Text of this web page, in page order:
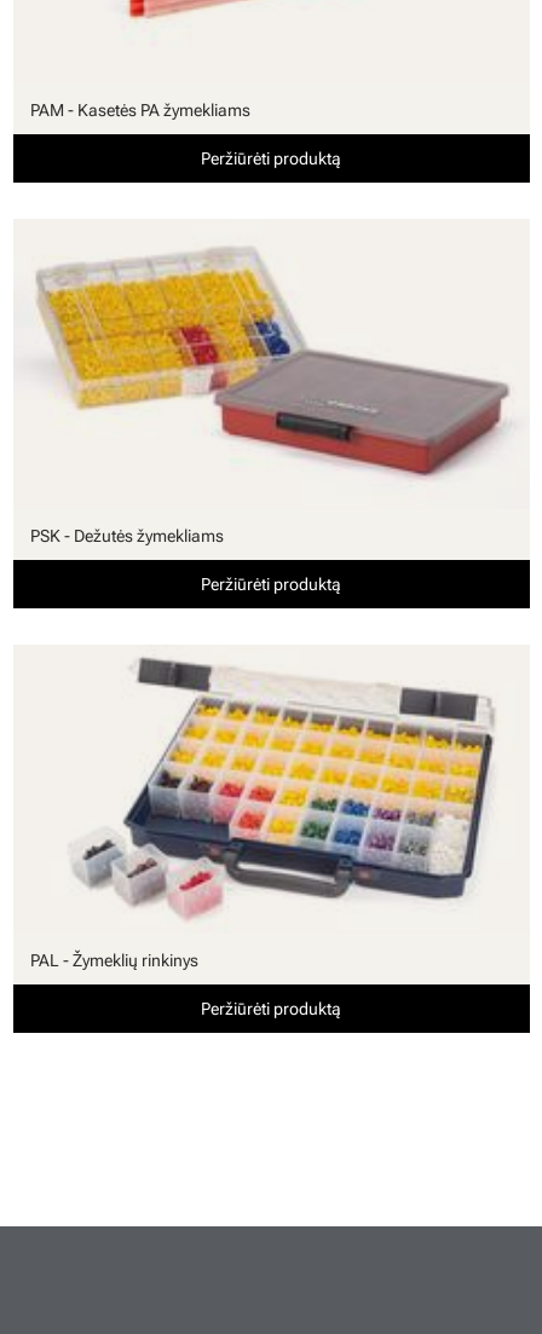
PAM - Kasetės PA žymekliams
Peržiūrėti produktą
PSK - Dežutės žymekliams
Peržiūrėti produktą
PAL - Žymeklių rinkinys
Peržiūrėti produktą